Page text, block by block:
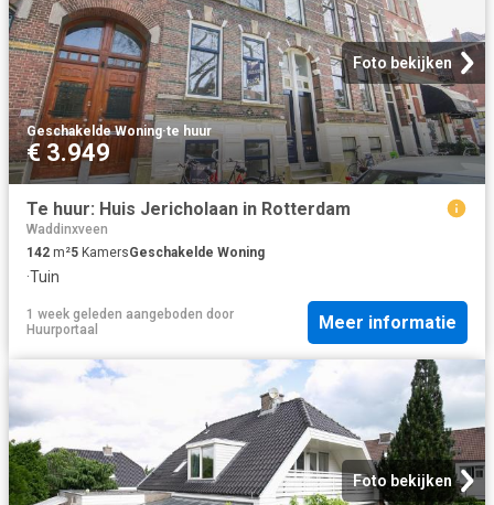
Foto bekijken
Geschakelde Woning·te huur
€ 3.949
Te huur: Huis Jericholaan in Rotterdam
Waddinxveen
142 m²5 KamersGeschakelde Woning
·Tuin
1 week geleden aangeboden door
Huurportaal
Meer informatie
Foto bekijken